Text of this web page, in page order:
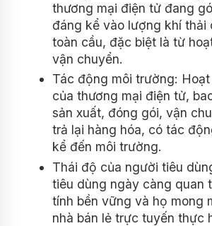
thương mại điện tử đang
đáng kể vào lượng khí thải
toàn cầu, đặc biệt là từ
vận chuyển.
Tác động môi trường:
của thương mại điện tử,
sản xuất, đóng gói, vận
trả lại hàng hóa, có tác
kể đến môi trường.
Thái độ của người tiêu
tiêu dùng ngày càng quan
tính bền vững và họ mong
nhà bán lẻ trực tuyến thực